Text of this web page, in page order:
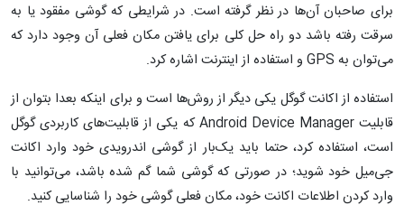
برای صاحبان آن‌ها در نظر گرفته است. در شرایطی که گوشی مفقود یا به
سرقت رفته باشد دو راه حل کلی برای یافتن مکان فعلی آن وجود دارد که
می‌توان به GPS و استفاده از اینترنت اشاره کرد.
استفاده از اکانت گوگل یکی دیگر از روش‌ها است و برای اینکه بعدا بتوان از
قابلیت Android Device Manager که یکی از قابلیت‌های کاربردی گوگل
است، استفاده کرد، حتما باید یک‌بار از گوشی اندرویدی خود وارد اکانت
جی‌میل خود شوید؛ در صورتی که گوشی شما گم شده باشد، می‌توانید با
وارد کردن اطلاعات اکانت خود، مکان فعلی گوشی خود را شناسایی کنید.